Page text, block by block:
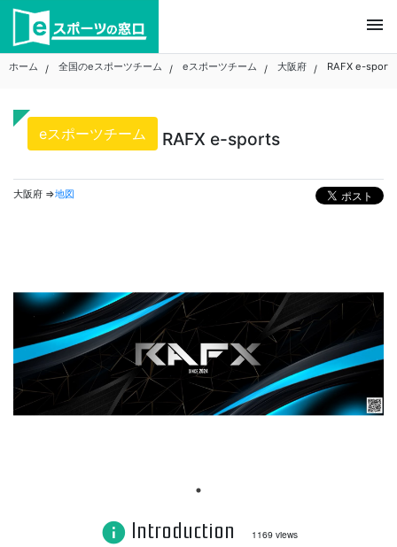
Skip
content
menu
ホーム 全国のeスポーツチーム eスポーツチーム 大阪府 RAFX e-sports
eスポーツチーム RAFX e-sports
大阪府 ⇒地図
info Introduction 1169 views